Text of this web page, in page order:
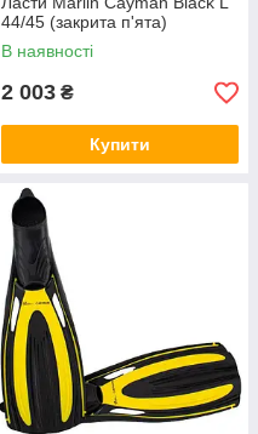
44/45 (закрита п'ята)
В наявності
2 003 ₴
Купити